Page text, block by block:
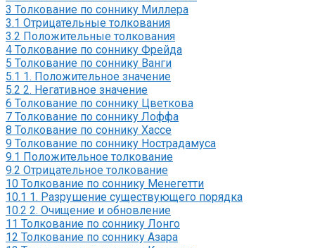
3 Толкование по соннику Миллера
3.1 Отрицательные толкования
3.2 Положительные толкования
4 Толкование по соннику Фрейда
5 Толкование по соннику Ванги
5.1 1. Положительное значение
5.2 2. Негативное значение
6 Толкование по соннику Цветкова
7 Толкование по соннику Лоффа
8 Толкование по соннику Хассе
9 Толкование по соннику Нострадамуса
9.1 Положительное толкование
9.2 Отрицательное толкование
10 Толкование по соннику Менегетти
10.1 1. Разрушение существующего порядка
10.2 2. Очищение и обновление
11 Толкование по соннику Лонго
12 Толкование по соннику Азара